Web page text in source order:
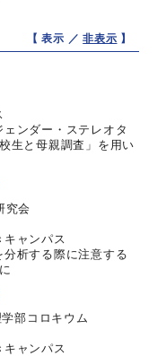
【 表示 ／非表示 】
ンダー・ステレオタ
生と母親調査」を用い
究会
キャンパス
析する際に注意する
部コロキウム
キャンパス